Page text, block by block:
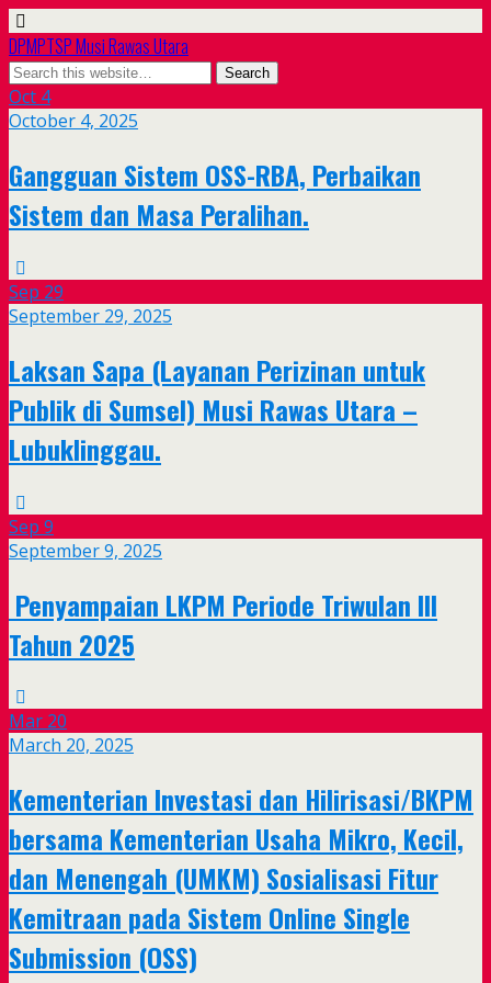
DPMPTSP Musi Rawas Utara
Oct 4
October 4, 2025
Gangguan Sistem OSS-RBA, Perbaikan
Sistem dan Masa Peralihan.
Sep 29
September 29, 2025
Laksan Sapa (Layanan Perizinan untuk
Publik di Sumsel) Musi Rawas Utara –
Lubuklinggau.
Sep 9
September 9, 2025
Penyampaian LKPM Periode Triwulan III
Tahun 2025
Mar 20
March 20, 2025
Kementerian Investasi dan Hilirisasi/BKPM
bersama Kementerian Usaha Mikro, Kecil,
dan Menengah (UMKM) Sosialisasi Fitur
Kemitraan pada Sistem Online Single
Submission (OSS)